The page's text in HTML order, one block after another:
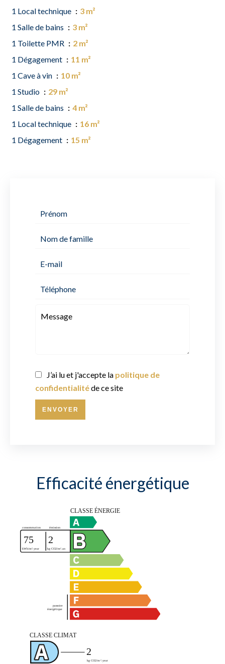
1 Local technique
3 m²
1 Salle de bains
3 m²
1 Toilette PMR
2 m²
1 Dégagement
11 m²
1 Cave à vin
10 m²
1 Studio
29 m²
1 Salle de bains
4 m²
1 Local technique
16 m²
1 Dégagement
15 m²
J’ai lu et j'accepte la politique de
confidentialitéde ce site
ENVOYER
Efficacité énergétique